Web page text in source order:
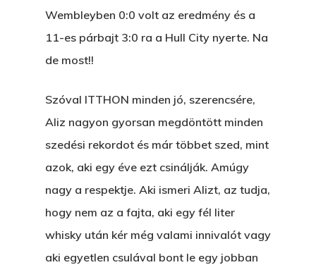
Wembleyben 0:0 volt az eredmény és a
11-es párbajt 3:0 ra a Hull City nyerte. Na
de most!!
Szóval ITTHON minden jó, szerencsére,
Aliz nagyon gyorsan megdöntött minden
szedési rekordot és már többet szed, mint
azok, aki egy éve ezt csinálják. Amúgy
nagy a respektje. Aki ismeri Alizt, az tudja,
hogy nem az a fajta, aki egy fél liter
whisky után kér még valami innivalót vagy
aki egyetlen csulával bont le egy jobban